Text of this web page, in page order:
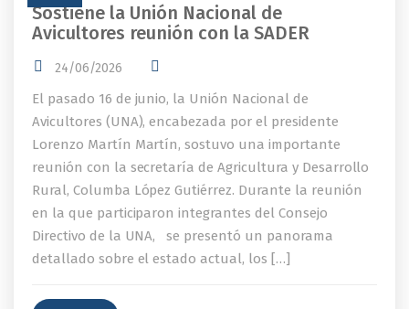
Sostiene la Unión Nacional de
Avicultores reunión con la SADER
24/06/2026
El pasado 16 de junio, la Unión Nacional de
Avicultores (UNA), encabezada por el presidente
Lorenzo Martín Martín, sostuvo una importante
reunión con la secretaría de Agricultura y Desarrollo
Rural, Columba López Gutiérrez. Durante la reunión
en la que participaron integrantes del Consejo
Directivo de la UNA, se presentó un panorama
detallado sobre el estado actual, los […]